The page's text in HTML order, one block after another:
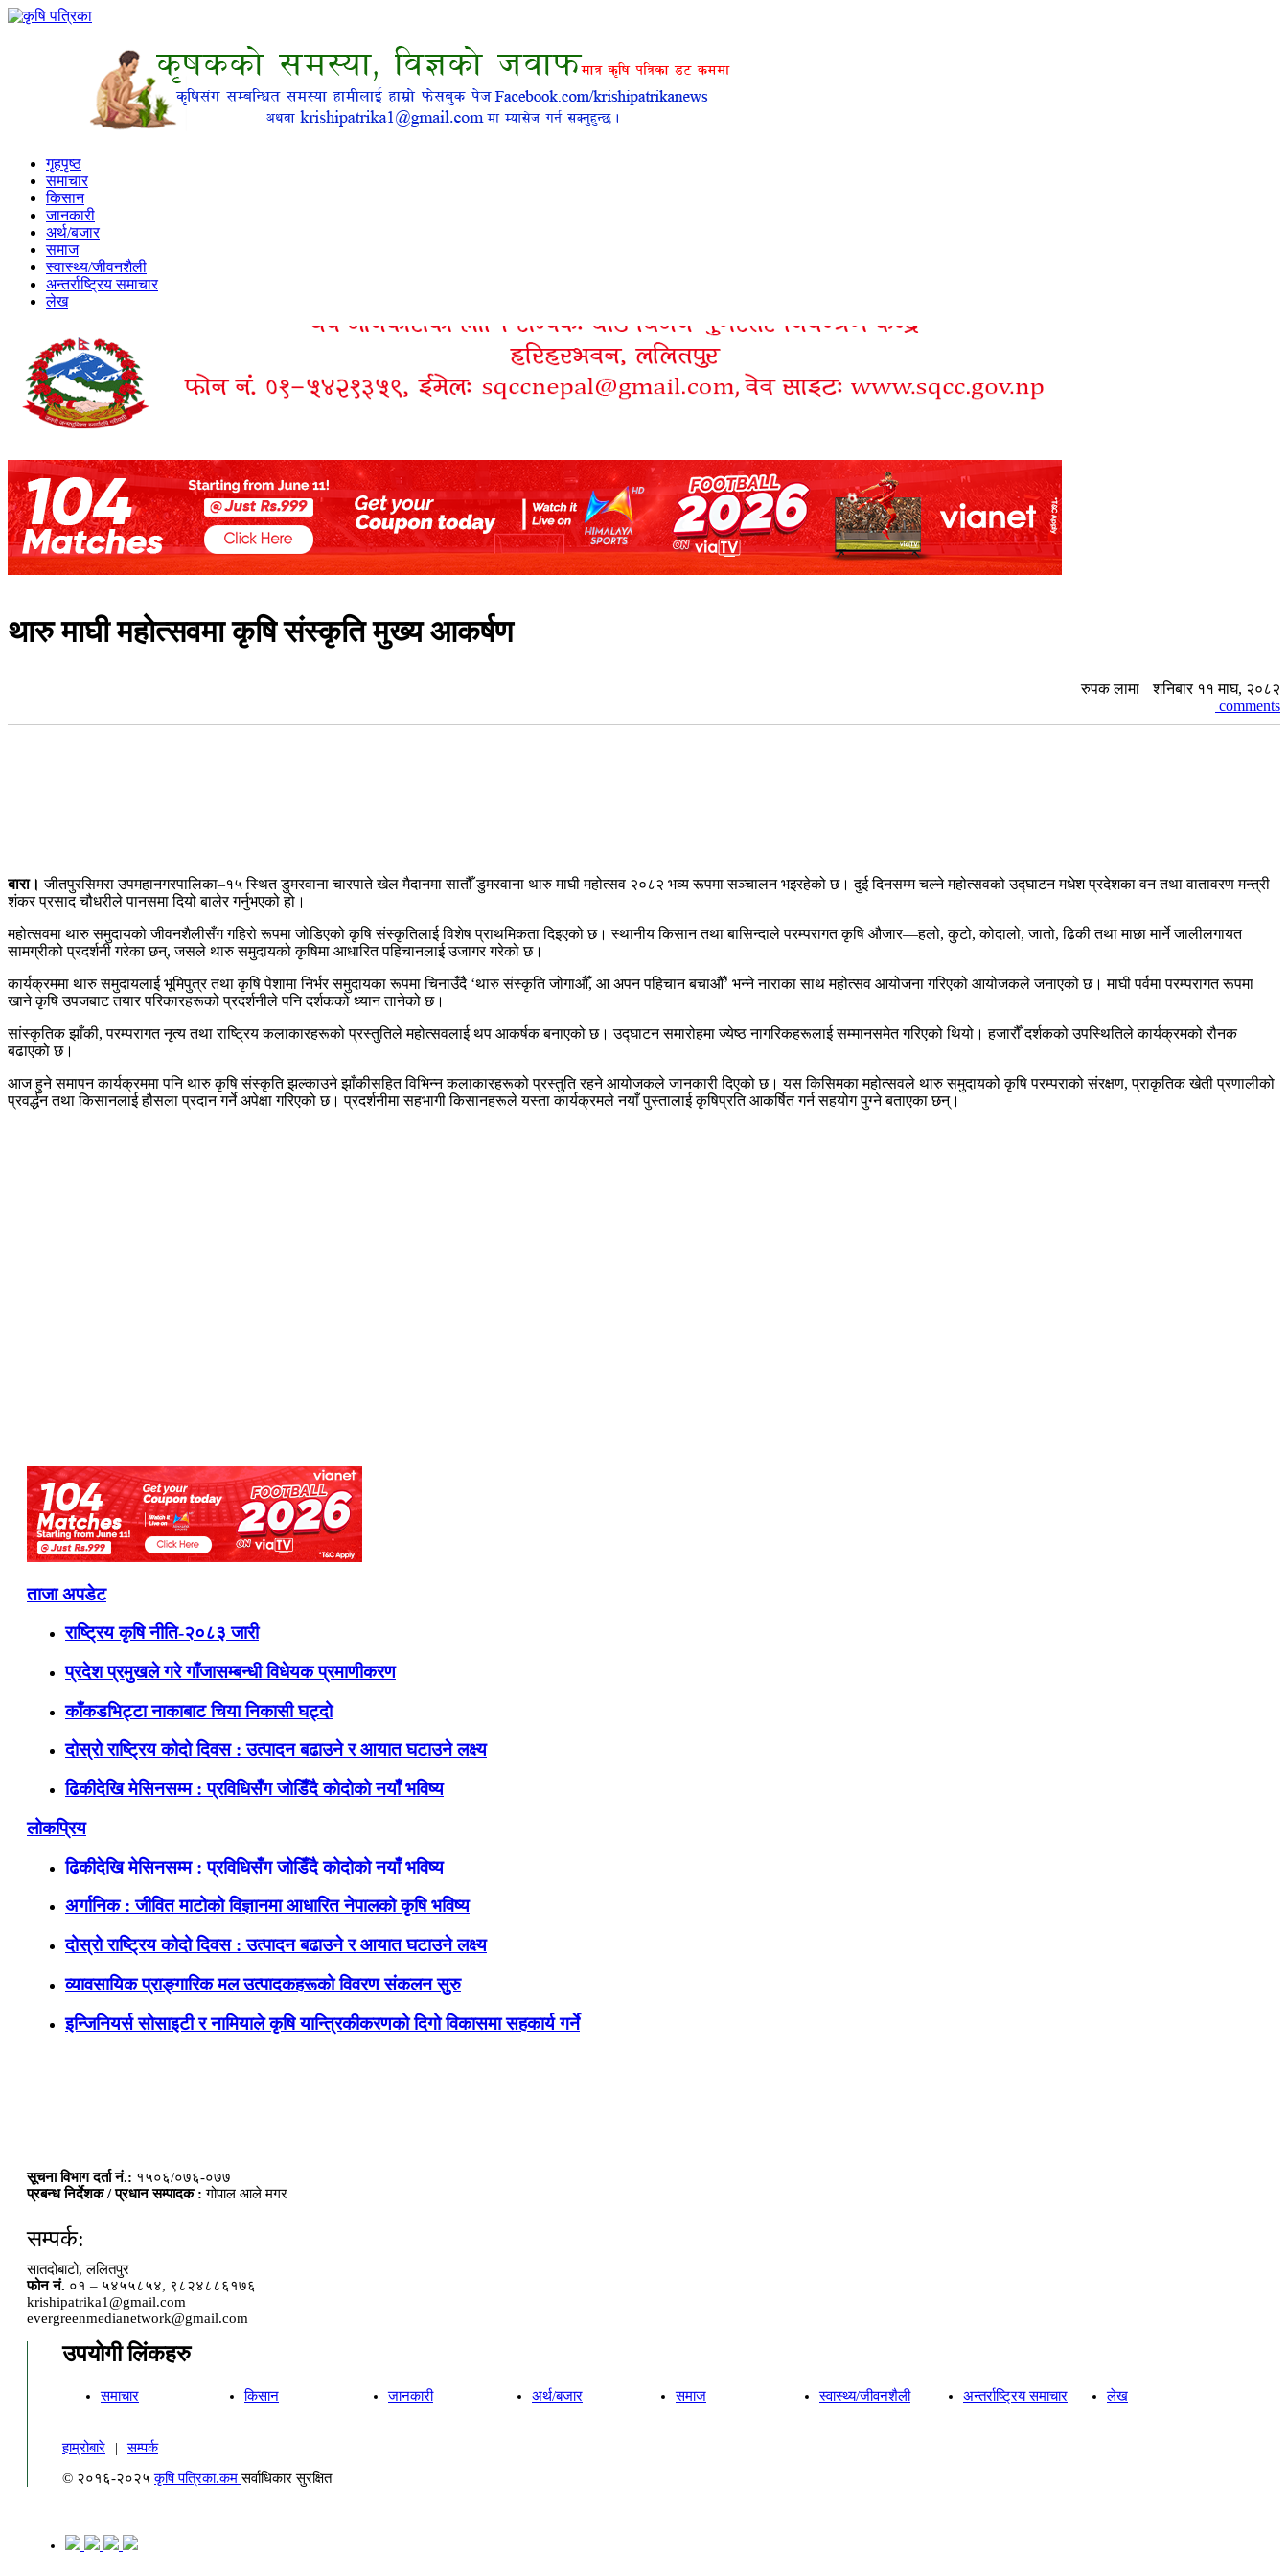
गृहपृष्ठ
समाचार
किसान
जानकारी
अर्थ/बजार
समाज
स्वास्थ्य/जीवनशैली
अन्तर्राष्ट्रिय समाचार
लेख
थारु माघी महोत्सवमा कृषि संस्कृति मुख्य आकर्षण
रुपक लामा
शनिबार ११ माघ, २०८२
comments
बारा। जीतपुरसिमरा उपमहानगरपालिका–१५ स्थित डुमरवाना चारपाते खेल मैदानमा सातौँ डुमरवाना थारु माघी महोत्सव २०८२ भव्य रूपमा सञ्चालन भइरहेको छ। दुई दिनसम्म चल्ने महोत्सवको उद्घाटन मधेश प्रदेशका वन तथा वातावरण मन्त्री
शंकर प्रसाद चौधरीले पानसमा दियो बालेर गर्नुभएको हो।
महोत्सवमा थारु समुदायको जीवनशैलीसँग गहिरो रूपमा जोडिएको कृषि संस्कृतिलाई विशेष प्राथमिकता दिइएको छ। स्थानीय किसान तथा बासिन्दाले परम्परागत कृषि औजार—हलो, कुटो, कोदालो, जातो, ढिकी तथा माछा मार्ने जालीलगायत
सामग्रीको प्रदर्शनी गरेका छन्, जसले थारु समुदायको कृषिमा आधारित पहिचानलाई उजागर गरेको छ।
कार्यक्रममा थारु समुदायलाई भूमिपुत्र तथा कृषि पेशामा निर्भर समुदायका रूपमा चिनाउँदै ‘थारु संस्कृति जोगाऔँ, आ अपन पहिचान बचाऔँ’ भन्ने नाराका साथ महोत्सव आयोजना गरिएको आयोजकले जनाएको छ। माघी पर्वमा परम्परागत रूपमा
खाने कृषि उपजबाट तयार परिकारहरूको प्रदर्शनीले पनि दर्शकको ध्यान तानेको छ।
सांस्कृतिक झाँकी, परम्परागत नृत्य तथा राष्ट्रिय कलाकारहरूको प्रस्तुतिले महोत्सवलाई थप आकर्षक बनाएको छ। उद्घाटन समारोहमा ज्येष्ठ नागरिकहरूलाई सम्मानसमेत गरिएको थियो। हजारौँ दर्शकको उपस्थितिले कार्यक्रमको रौनक
बढाएको छ।
आज हुने समापन कार्यक्रममा पनि थारु कृषि संस्कृति झल्काउने झाँकीसहित विभिन्न कलाकारहरूको प्रस्तुति रहने आयोजकले जानकारी दिएको छ। यस किसिमका महोत्सवले थारु समुदायको कृषि परम्पराको संरक्षण, प्राकृतिक खेती प्रणालीको
प्रवर्द्धन तथा किसानलाई हौसला प्रदान गर्ने अपेक्षा गरिएको छ। प्रदर्शनीमा सहभागी किसानहरूले यस्ता कार्यक्रमले नयाँ पुस्तालाई कृषिप्रति आकर्षित गर्न सहयोग पुग्ने बताएका छन्।
ताजा अपडेट
राष्ट्रिय कृषि नीति-२०८३ जारी
प्रदेश प्रमुखले गरे गाँजासम्बन्धी विधेयक प्रमाणीकरण
काँकडभिट्टा नाकाबाट चिया निकासी घट्दो
दोस्रो राष्ट्रिय कोदो दिवस : उत्पादन बढाउने र आयात घटाउने लक्ष्य
ढिकीदेखि मेसिनसम्म : प्रविधिसँग जोडिँदै कोदोको नयाँ भविष्य
लोकप्रिय
ढिकीदेखि मेसिनसम्म : प्रविधिसँग जोडिँदै कोदोको नयाँ भविष्य
अर्गानिक : जीवित माटोको विज्ञानमा आधारित नेपालको कृषि भविष्य
दोस्रो राष्ट्रिय कोदो दिवस : उत्पादन बढाउने र आयात घटाउने लक्ष्य
व्यावसायिक प्राङ्गारिक मल उत्पादकहरूको विवरण संकलन सुरु
इन्जिनियर्स सोसाइटी र नामियाले कृषि यान्त्रिकीकरणको दिगो विकासमा सहकार्य गर्ने
सूचना विभाग दर्ता नं.: १५०६/०७६-०७७
प्रबन्ध निर्देशक / प्रधान सम्पादक : गोपाल आले मगर
सम्पर्क:
सातदोबाटो, ललितपुर
फोन नं. ०१ – ५४५५८५४, ९८२४८८६१७६
krishipatrika1@gmail.com
evergreenmedianetwork@gmail.com
उपयोगी लिंकहरु
समाचार किसान जानकारी अर्थ/बजार समाज स्वास्थ्य/जीवनशैली अन्तर्राष्ट्रिय समाचार लेख
हाम्रोबारे |
सम्पर्क
© २०१६-२०२५कृषि पत्रिका.कमसर्वाधिकार सुरक्षित